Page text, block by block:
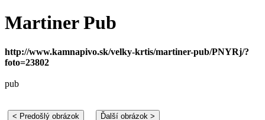
Martiner Pub
http://www.kamnapivo.sk/velky-krtis/martiner-pub/PNYRj/?
foto=23802
pub